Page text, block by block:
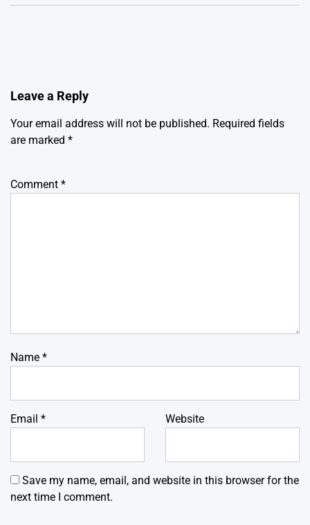
Leave a Reply
Your email address will not be published. Required fields
are marked *
Comment *
Name *
Email * Website
Save my name, email, and website in this browser for the
next time I comment.